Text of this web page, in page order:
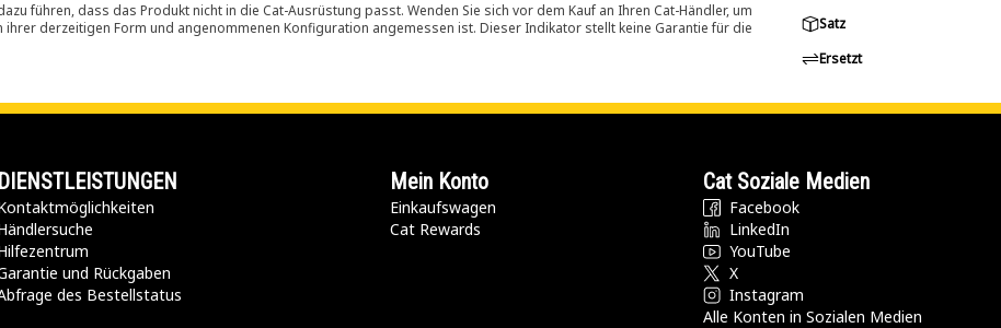
führen, dass das Produkt nicht in die Cat-Ausrüstung passt. Wenden Sie sich vor dem Kauf an Ihren Cat-Händler, um
derzeitigen Form und angenommenen Konfiguration angemessen ist. Dieser Indikator stellt keine Garantie für die
Satz
Ersetzt
DIENSTLEISTUNGEN
und Rückgaben
des Bestellstatus
Mein Konto
Einkaufswagen
Cat Rewards
Cat Soziale Medien
Facebook
LinkedIn
YouTube
X
Instagram
Alle Konten in Sozialen Medien